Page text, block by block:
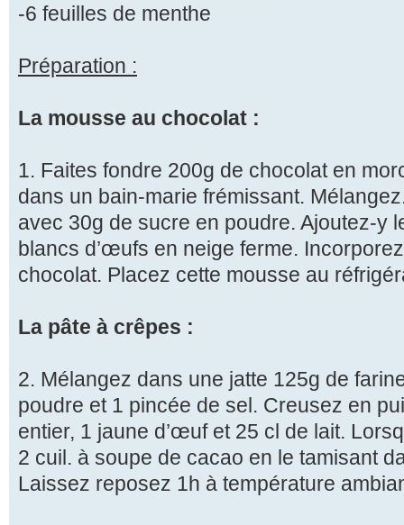
-6 feuilles de menthe
Préparation :
La mousse au chocolat :
1. Faites fondre 200g de chocolat en
dans un bain-marie frémissant.
avec 30g de sucre en poudre. Ajoutez-y
blancs d’œufs en neige ferme.
chocolat. Placez cette mousse au
La pâte à crêpes :
2. Mélangez dans une jatte 125g de
poudre et 1 pincée de sel. Creusez en
entier, 1 jaune d’œuf et 25 cl de lait.
2 cuil. à soupe de cacao en le tamisant
Laissez reposez 1h à température